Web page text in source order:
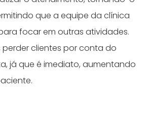
que a equipe da clínica
focar em outras atividades.
perder clientes por conta do
já que é imediato, aumentando